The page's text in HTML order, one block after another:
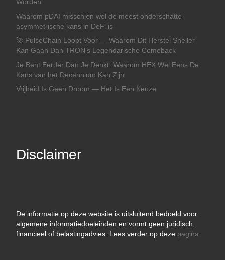
Worden
Waarom pDAI misschien wel de meest onderschatte
asymmetrische kans in DeFi is
🚀 PulseChain Loopt Voor — Waarom Dit Herstel Sneller
Kan Gaan Dan TRON’s Legendarische Comeback
Je Bent Eerder Dan Je Denkt: Waarom HEX Wel Eens De
Kans van het Decennium Kan Zijn
Vrijheid Is Geen Droom — Het Is Een Keuze
Disclaimer
De informatie op deze website is uitsluitend bedoeld voor
algemene informatiedoeleinden en vormt geen juridisch,
financieel of belastingadvies. Lees verder op deze pagina.